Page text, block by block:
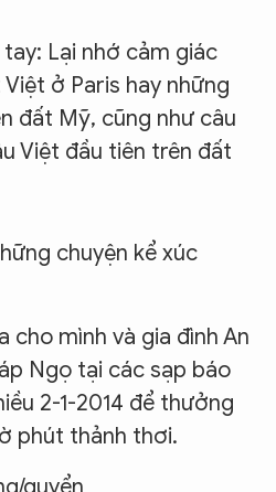
Lại nhớ cảm giác
ở Paris hay những
đất Mỹ, cũng như câu
Việt đầu tiên trên đất
chuyện kể xúc
cho mình và gia đình An
Ngọ tại các sạp báo
2-1-2014 để thưởng
phút thảnh thơi.